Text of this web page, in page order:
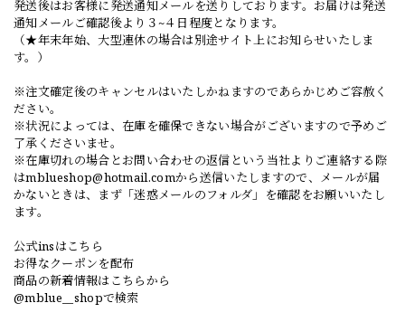
発送後はお客様に発送通知メールを送りしております。お届けは発送
通知メールご確認後より３~４日程度となります。
（★年末年始、大型連休の場合は別途サイト上にお知らせいたしま
す。）
※注文確定後のキャンセルはいたしかねますのであらかじめご容赦く
ださい。
※状況によっては、在庫を確保できない場合がございますので予めご
了承くださいませ。
※在庫切れの場合とお問い合わせの返信という当社よりご連絡する際
はmblueshop@hotmail.comから送信いたしますので、メールが届
かないときは、まず「迷惑メールのフォルダ」を確認をお願いいたし
ます。
公式insはこちら
お得なクーポンを配布
商品の新着情報はこちらから
@mblue__shopで検索